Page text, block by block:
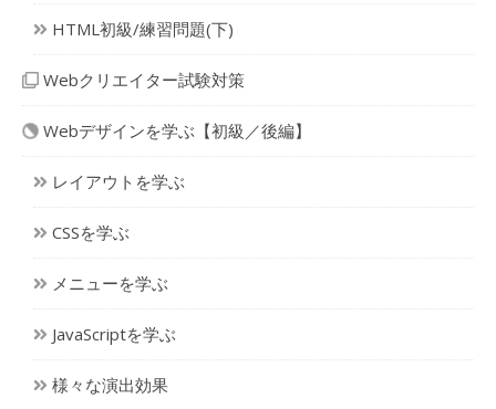
HTML初級/練習問題(下)
Webクリエイター試験対策
Webデザインを学ぶ【初級／後編】
レイアウトを学ぶ
CSSを学ぶ
メニューを学ぶ
JavaScriptを学ぶ
様々な演出効果